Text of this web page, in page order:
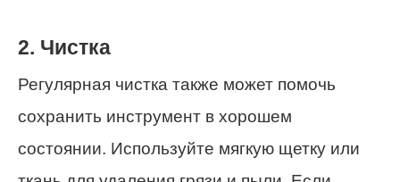
2. Чистка
Регулярная чистка также может помочь
сохранить инструмент в хорошем
состоянии. Используйте мягкую щетку или